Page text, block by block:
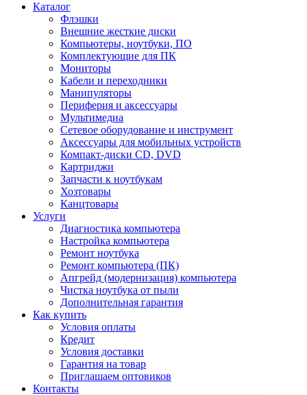
Каталог
Флэшки
Внешние жесткие диски
Компьютеры, ноутбуки, ПО
Комплектующие для ПК
Мониторы
Кабели и переходники
Манипуляторы
Периферия и аксессуары
Мультимедиа
Сетевое оборудование и инструмент
Аксессуары для мобильных устройств
Компакт-диски CD, DVD
Картриджи
Запчасти к ноутбукам
Хозтовары
Канцтовары
Услуги
Диагностика компьютера
Настройка компьютера
Ремонт ноутбука
Ремонт компьютера (ПК)
Апгрейд (модернизация) компьютера
Чистка ноутбука от пыли
Дополнительная гарантия
Как купить
Условия оплаты
Кредит
Условия доставки
Гарантия на товар
Приглашаем оптовиков
Контакты